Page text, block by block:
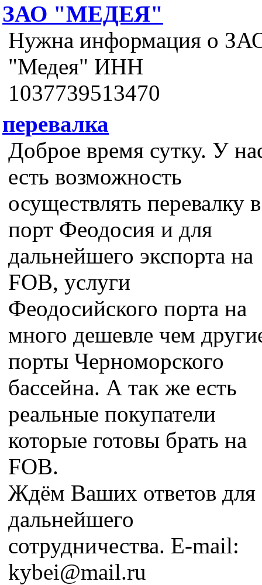
ЗАО "МЕДЕЯ"
Нужна информация о
"Медея" ИНН
1037739513470
перевалка
Доброе время сутку. У
есть возможность
осуществлять перевалку в
порт Феодосия и для
дальнейшего экспорта на
FOB, услуги
Феодосийского порта на
много дешевле чем
порты Черноморского
бассейна. А так же есть
реальные покупатели
которые готовы брать на
FOB.
Ждём Ваших ответов для
дальнейшего
сотрудничества. E-mail:
kybei@mail.ru